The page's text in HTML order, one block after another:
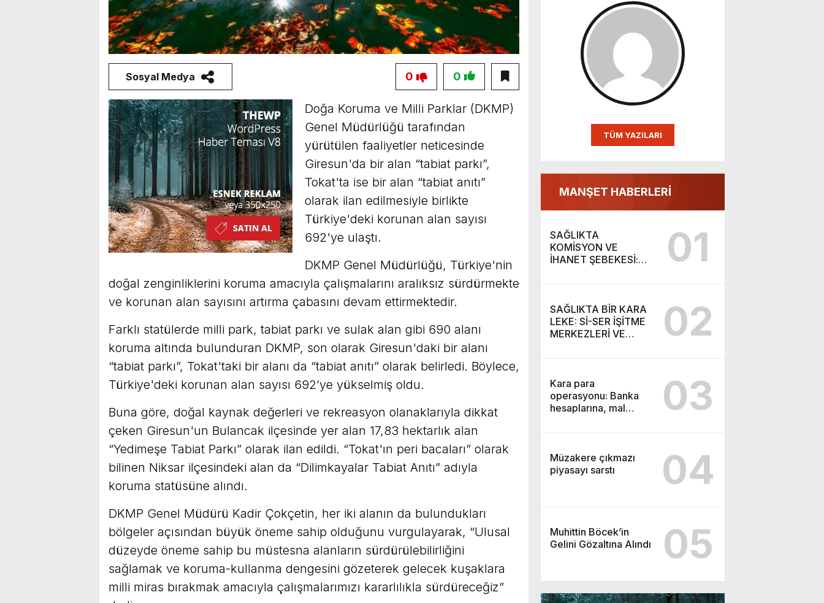
TÜM YAZILARI
MANŞET HABERLERİ
SAĞLIKTA
KOMİSYON VE
İHANET ŞEBEKESİ:
VURGUNU!
01
SAĞLIKTA BİR KARA
LEKE: Sİ-SER İŞİTME
MERKEZLERİ VE
02
Kara para
operasyonu: Banka
hesaplarına, mal
03
Müzakere çıkmazı
piyasayı sarstı
04
Muhittin Böcek’in
Gelini Gözaltına Alındı
05
Sosyal Medya 0
0
Doğa Koruma ve Milli Parklar (DKMP)
Genel Müdürlüğü tarafından
yürütülen faaliyetler neticesinde
Giresun'da bir alan “tabiat parkı”,
Tokat'ta ise bir alan “tabiat anıtı”
olarak ilan edilmesiyle birlikte
Türkiye'deki korunan alan sayısı
692'ye ulaştı.
DKMP Genel Müdürlüğü, Türkiye'nin
doğal zenginliklerini koruma amacıyla çalışmalarını aralıksız sürdürmekte
ve korunan alan sayısını artırma çabasını devam ettirmektedir.
Farklı statülerde milli park, tabiat parkı ve sulak alan gibi 690 alanı
koruma altında bulunduran DKMP, son olarak Giresun'daki bir alanı
“tabiat parkı”, Tokat'taki bir alanı da “tabiat anıtı” olarak belirledi. Böylece,
Türkiye'deki korunan alan sayısı 692’ye yükselmiş oldu.
Buna göre, doğal kaynak değerleri ve rekreasyon olanaklarıyla dikkat
çeken Giresun'un Bulancak ilçesinde yer alan 17,83 hektarlık alan
“Yedimeşe Tabiat Parkı” olarak ilan edildi. “Tokat'ın peri bacaları” olarak
bilinen Niksar ilçesindeki alan da “Dilimkayalar Tabiat Anıtı” adıyla
koruma statüsüne alındı.
DKMP Genel Müdürü Kadir Çokçetin, her iki alanın da bulundukları
bölgeler açısından büyük öneme sahip olduğunu vurgulayarak, “Ulusal
düzeyde öneme sahip bu müstesna alanların sürdürülebilirliğini
sağlamak ve koruma-kullanma dengesini gözeterek gelecek kuşaklara
milli miras bırakmak amacıyla çalışmalarımızı kararlılıkla sürdüreceğiz”